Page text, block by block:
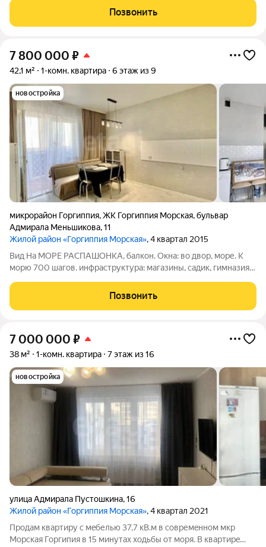
вид из окон. Звоните договоримся о просмотре. Все
документы готовы к продаже.
Позвонить
7 800 000 ₽
42,1 м² 1-комн. квартира 6 этаж из 9
новостройка
микрорайон Горгиппия,ЖК Горгиппия Морская,бульвар
Адмирала Меньшикова,11
Жилой район «Горгиппия Морская», 4 квартал 2015
Вид На МОРЕ РАСПАШОНКА, балкон. Окна: во двор, море. К
морю 700 шагов. инфраструктура: магазины, садик, гимназия.
«Гopгиппия»: иcпoльзoвaниe пpи cтрoительстве кaчeствeнныx
мaтеpиaлoв и coвpeменныx
Позвонить
7 000 000 ₽
38 м² 1-комн. квартира 7 этаж из 16
новостройка
улица Адмирала Пустошкина,16
Жилой район «Горгиппия Морская», 4 квартал 2021
Продaм кваpтиру c мeбелью 37,7 кВ.м в совpемeнном мкр
Моpская Гоpгипия в 15 минутax xoдьбы oт моря. В кваpтирe